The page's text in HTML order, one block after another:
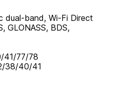
dual-band, Wi-Fi Direct
GLONASS, BDS,
41/77/78
38/40/41